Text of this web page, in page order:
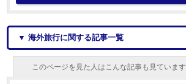
▼ 海外旅行に関する記事一覧
このページを見た人はこんな記事も見ています